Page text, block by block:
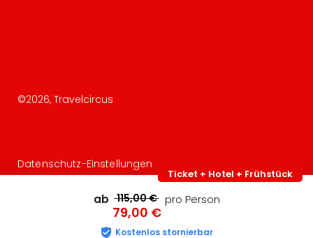
Ticket + Hotel + Frühstück
ab 115,00 €
79,00 €
pro Person
Kostenlos stornierbar
©2026, Travelcircus
Datenschutz-Einstellungen